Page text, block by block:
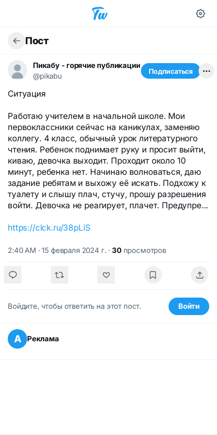
Пост
Пикабу - горячие публикации
@pikabu
Подписаться
Ситуация
Работаю учителем в начальной школе. Мои
первоклассники сейчас на каникулах, заменяю
коллегу. 4 класс, обычный урок литературного
чтения. Ребенок поднимает руку и просит выйти,
киваю, девочка выходит. Проходит около 10
минут, ребенка нет. Начинаю волноваться, даю
задание ребятам и выхожу её искать. Подхожу к
туалету и слышу плач, стучу, прошу разрешения
войти. Девочка не реагирует, плачет. Предупре...
https://clck.ru/38pLiS
2:40 AM · 15 февраля 2024 г. ·30просмотров
Войдите, чтобы ответить на этот пост. Войти
А Реклама